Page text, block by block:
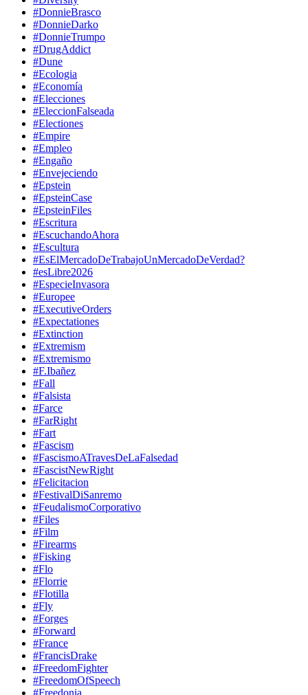
#DonnieBrasco
#DonnieDarko
#DonnieTrumpo
#DrugAddict
#Dune
#Ecologia
#Economía
#Elecciones
#EleccionFalseada
#Electiones
#Empire
#Empleo
#Engaño
#Envejeciendo
#Epstein
#EpsteinCase
#EpsteinFiles
#Escritura
#EscuchandoAhora
#Escultura
#EsElMercadoDeTrabajoUnMercadoDeVerdad?
#esLibre2026
#EspecieInvasora
#Europee
#ExecutiveOrders
#Expectationes
#Extinction
#Extremism
#Extremismo
#F.Ibañez
#Fall
#Falsista
#Farce
#FarRight
#Fart
#Fascism
#FascismoATravesDeLaFalsedad
#FascistNewRight
#Felicitacion
#FestivalDiSanremo
#FeudalismoCorporativo
#Files
#Film
#Firearms
#Fisking
#Flo
#Florrie
#Flotilla
#Fly
#Forges
#Forward
#France
#FrancisDrake
#FreedomFighter
#FreedomOfSpeech